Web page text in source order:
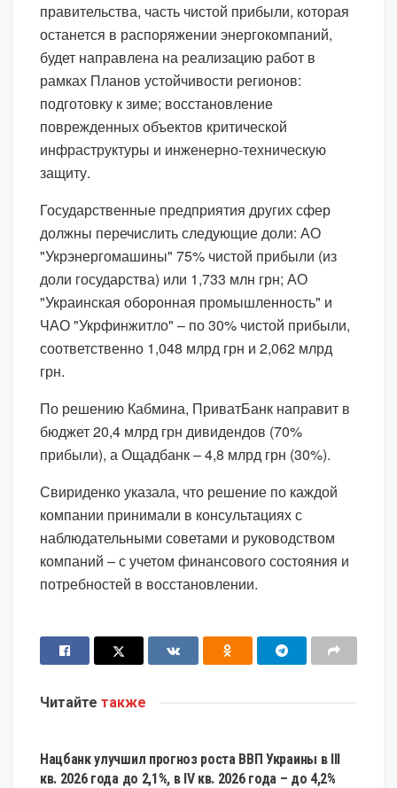
правительства, часть чистой прибыли, которая
останется в распоряжении энергокомпаний,
будет направлена на реализацию работ в
рамках Планов устойчивости регионов:
подготовку к зиме; восстановление
поврежденных объектов критической
инфраструктуры и инженерно-техническую
защиту.
Государственные предприятия других сфер
должны перечислить следующие доли: АО
"Укрэнергомашины" 75% чистой прибыли (из
доли государства) или 1,733 млн грн; АО
"Украинская оборонная промышленность" и
ЧАО "Укрфинжитло" – по 30% чистой прибыли,
соответственно 1,048 млрд грн и 2,062 млрд
грн.
По решению Кабмина, ПриватБанк направит в
бюджет 20,4 млрд грн дивидендов (70%
прибыли), а Ощадбанк – 4,8 млрд грн (30%).
Свириденко указала, что решение по каждой
компании принимали в консультациях с
наблюдательными советами и руководством
компаний – с учетом финансового состояния и
потребностей в восстановлении.
Читайте также
Нацбанк улучшил прогноз роста ВВП Украины в III
кв. 2026 года до 2,1%, в IV кв. 2026 года – до 4,2%